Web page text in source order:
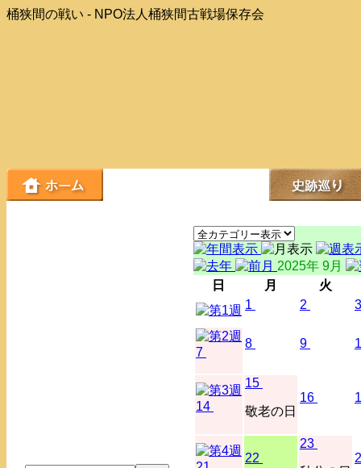
桶狭間の戦い - NPO法人桶狭間古戦場保存会
2025年 9月
日
月
火
1
2 3
7
8 9
14
15
敬老の日
16
22
23